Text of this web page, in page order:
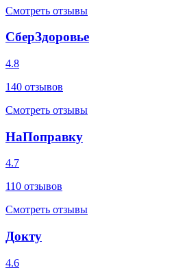
Смотреть отзывы
СберЗдоровье
4.8
140 отзывов
Смотреть отзывы
НаПоправку
4.7
110 отзывов
Смотреть отзывы
Докту
4.6